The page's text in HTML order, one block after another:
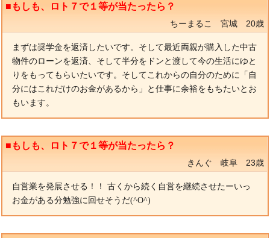
■もしも、ロト７で１等が当たったら？
ちーまるこ 宮城 20歳
まずは奨学金を返済したいです。そして最近両親が購入した中古
物件のローンを返済、そして半分をドンと渡して今の生活にゆと
りをもってもらいたいです。そしてこれからの自分のために「自
分にはこれだけのお金があるから」と仕事に余裕をもちたいとお
もいます。
■もしも、ロト７で１等が当たったら？
きんぐ 岐阜 23歳
自営業を発展させる！！ 古くから続く自営を継続させたーいっ
お金がある分勉強に回せそうだ(^O^)